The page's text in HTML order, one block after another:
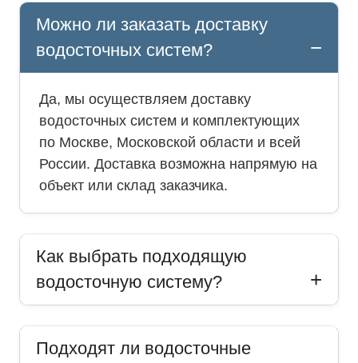
Можно ли заказать доставку
водосточных систем?
Да, мы осуществляем доставку
водосточных систем и комплектующих
по Москве, Московской области и всей
России. Доставка возможна напрямую на
объект или склад заказчика.
Как выбрать подходящую
водосточную систему?
Подходят ли водосточные